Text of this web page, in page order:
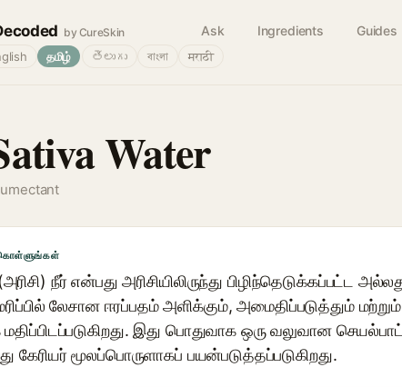
by CureSkin Ask Ingredients Guides
தமிழ் తెలుగు বাংলা मराठी
Water
நீர் என்பது அரிசியிலிருந்து பிழிந்தெடுக்கப்பட்ட
லேசான ஈரப்பதம் அளிக்கும், அமைதிப்படுத்தும்
இது பொதுவாக ஒரு வலுவான
கேரியர் மூலப்பொருளாகப் பயன்படுத்தப்படுகிறது.